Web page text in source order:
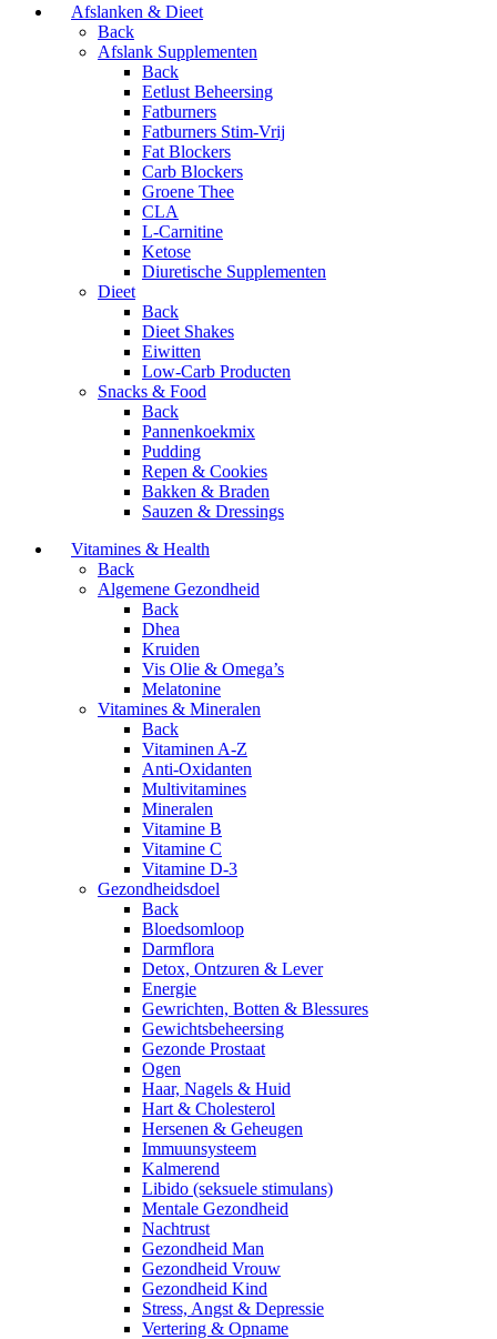
Afslanken & Dieet
Back
Afslank Supplementen
Back
Eetlust Beheersing
Fatburners
Fatburners Stim-Vrij
Fat Blockers
Carb Blockers
Groene Thee
CLA
L-Carnitine
Ketose
Diuretische Supplementen
Dieet
Back
Dieet Shakes
Eiwitten
Low-Carb Producten
Snacks & Food
Back
Pannenkoekmix
Pudding
Repen & Cookies
Bakken & Braden
Sauzen & Dressings
Vitamines & Health
Back
Algemene Gezondheid
Back
Dhea
Kruiden
Vis Olie & Omega’s
Melatonine
Vitamines & Mineralen
Back
Vitaminen A-Z
Anti-Oxidanten
Multivitamines
Mineralen
Vitamine B
Vitamine C
Vitamine D-3
Gezondheidsdoel
Back
Bloedsomloop
Darmflora
Detox, Ontzuren & Lever
Energie
Gewrichten, Botten & Blessures
Gewichtsbeheersing
Gezonde Prostaat
Ogen
Haar, Nagels & Huid
Hart & Cholesterol
Hersenen & Geheugen
Immuunsysteem
Kalmerend
Libido (seksuele stimulans)
Mentale Gezondheid
Nachtrust
Gezondheid Man
Gezondheid Vrouw
Gezondheid Kind
Stress, Angst & Depressie
Vertering & Opname